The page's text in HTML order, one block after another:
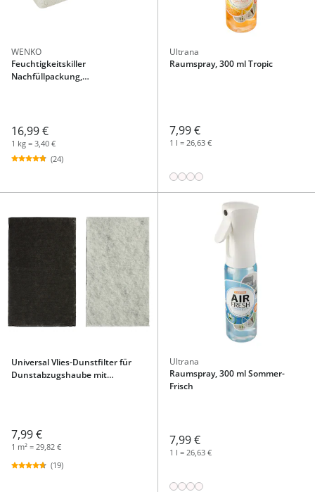
WENKO
Feuchtigkeitskiller
Nachfüllpackung,
16,99 €
1 kg = 3,40 €
(24)
Ultrana
Raumspray, 300 ml Tropic
7,99 €
1 l = 26,63 €
Universal Vlies-Dunstfilter für
Dunstabzugshaube mit
7,99 €
1 m² = 29,82 €
(19)
Ultrana
Raumspray, 300 ml Sommer-
Frisch
7,99 €
1 l = 26,63 €